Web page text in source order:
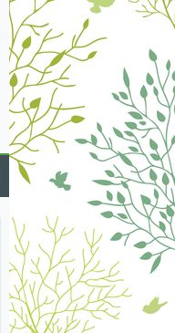
март апрель